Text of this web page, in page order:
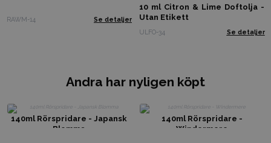
RAWM-14 Se detaljer
10 ml Citron & Lime Doftolja -
Utan Etikett
ULFO-34 Se detaljer
Andra har nyligen köpt
140ml Rörspridare - Japansk
Blomma
140ml Rörspridare -
Windermere